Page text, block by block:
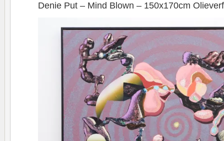
Denie Put – Mind Blown – 150x170cm